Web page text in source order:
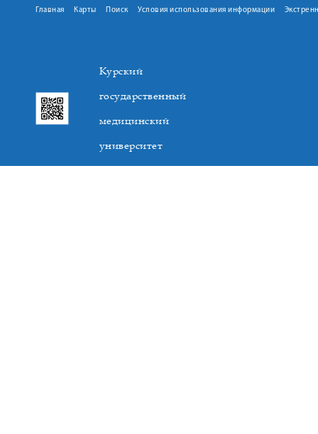
Главная Карты Поиск Условия использования информации
Курский
государственный
медицинский
университет